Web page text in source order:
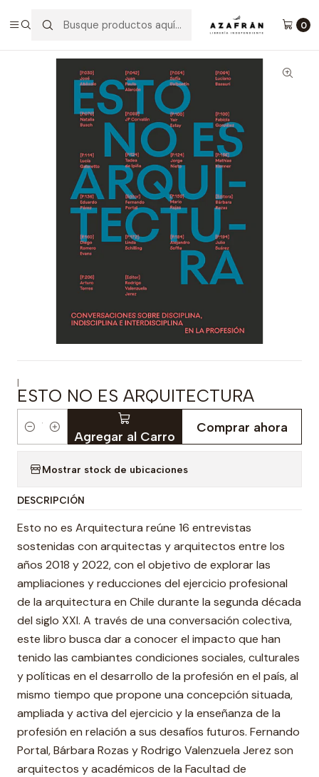
0
Esto No Es Arquitectura
|
ESTO NO ES ARQUITECTURA
Cantidad Agregar al Carro
Comprar ahora
Mostrar stock de ubicaciones
DESCRIPCIÓN
Esto no es Arquitectura reúne 16 entrevistas
sostenidas con arquitectas y arquitectos entre los
años 2018 y 2022, con el objetivo de explorar las
ampliaciones y reducciones del ejercicio profesional
de la arquitectura en Chile durante la segunda década
del siglo XXI. A través de una conversación colectiva,
este libro busca dar a conocer el impacto que han
tenido las cambiantes condiciones sociales, culturales
y políticas en el desarrollo de la profesión en el país, al
mismo tiempo que propone una concepción situada,
ampliada y activa del ejercicio y la enseñanza de la
profesión en relación a sus desafíos futuros. Fernando
Portal, Bárbara Rozas y Rodrigo Valenzuela Jerez son
arquitectos y académicos de la Facultad de